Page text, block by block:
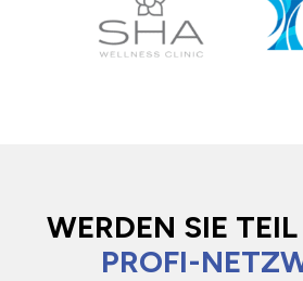
WERDEN SIE
PROFI-